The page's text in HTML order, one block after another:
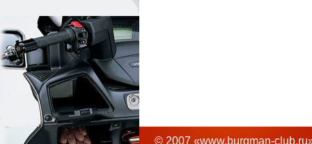
© 2007 «www.burgman-